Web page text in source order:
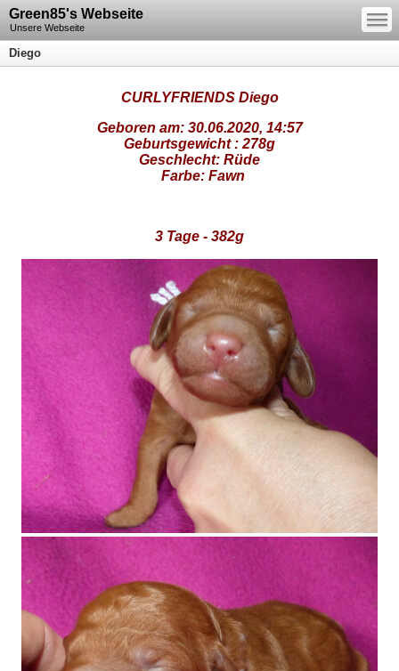
Green85's Webseite
Unsere Webseite
—
—
—
Diego
CURLYFRIENDS Diego
Geboren am: 30.06.2020, 14:57
Geburtsgewicht : 278g
Geschlecht: Rüde
Farbe: Fawn
3 Tage - 382g